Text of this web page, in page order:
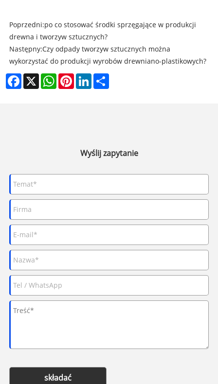
Poprzedni:po co stosować środki sprzęgające w produkcji
drewna i tworzyw sztucznych?
Następny:Czy odpady tworzyw sztucznych można
wykorzystać do produkcji wyrobów drewniano-plastikowych?
Facebook
X WhatsAppPinterestLinkedIn
Wyślij zapytanie
składać